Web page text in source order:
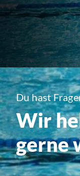
Du hast
Wir
gerne